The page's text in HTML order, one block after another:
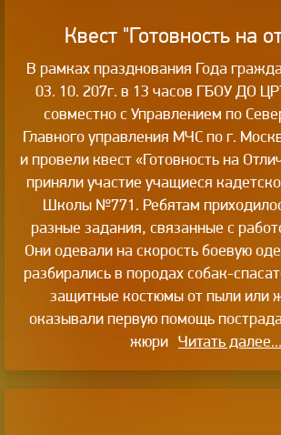
Квест "Готовность на
В рамках празднования Года
03. 10. 207г. в 13 часов ГБОУ ДО
совместно с Управлением по
Главного управления МЧС по г.
и провели квест «Готовность на
приняли участие учащиеся
Школы №771. Ребятам
разные задания, связанные с
Они одевали на скорость боевую
разбирались в породах собак-
защитные костюмы от пыли или
оказывали первую помощь
жюри Читать далее...